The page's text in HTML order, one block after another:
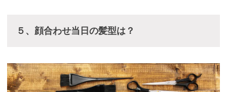
５、顔合わせ当日の髪型は？